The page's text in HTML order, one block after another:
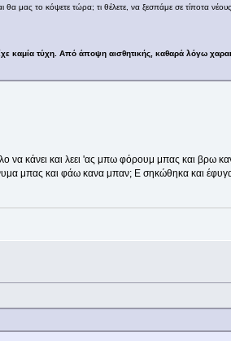
μας το κόψετε τώρα; τι θέλετε, να ξεσπάμε σε τίποτα
καμία τύχη. Από άποψη αισθητικής, καθαρά λόγω
να κάνει και λεει 'ας μπω φόρουμ μπας και βρω
μπας και φάω κανα μπαν; Ε σηκώθηκα και